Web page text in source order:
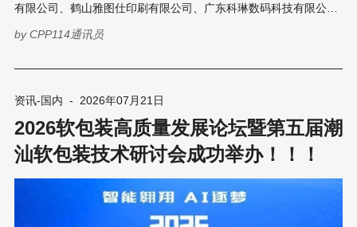
有限公司、鹤山雅图仕印刷有限公司、广东科琳数码科技有限公司
门鹤山举行。 活动以“循侨乡印脉·阅绿智华章”为主题，组织全国印
访与座谈交流，探访标杆企业在绿色智造、数字化转型与合规体系
工厂 当日下午，华南展「印迹·中国行」交流团在集合点整队集合
后，首站便前往雅图仕。雅图仕以超规格礼遇接待了参观团一行。
作为亚洲规模最大的单体印刷工厂之一，雅图仕不仅为此次活动开
放了生产车间，更首度向交流团开放了“侨心向党——雅图仕企业展
厅”，让各位成员得以一睹这家印刷标杆企业的技术底蕴与创新成
byCPP114通讯员
资讯-国内 - 2026年07月21日
2026软包装高质量发展论坛暨第五届潮
汕软包装技术研讨会成功举办！！！